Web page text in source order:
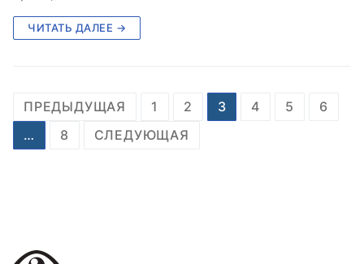
ЧИТАТЬ ДАЛЕЕ →
Пагинация
записей
ПРЕДЫДУЩАЯ 1 2 3 4 5
6
…
8 СЛЕДУЮЩАЯ